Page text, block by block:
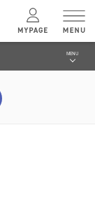
MENU